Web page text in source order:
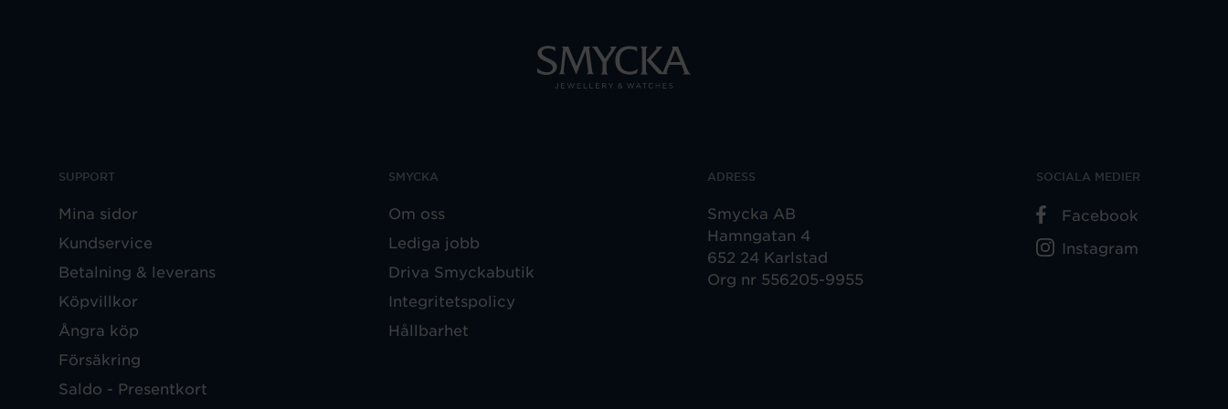
SUPPORT
Mina sidor
Kundservice
Betalning & leverans
Köpvillkor
Ångra köp
Försäkring
Saldo - Presentkort
SMYCKA
Om oss
Lediga jobb
Driva Smyckabutik
Integritetspolicy
Hållbarhet
ADRESS
Smycka AB
Hamngatan 4
652 24 Karlstad
Org nr 556205-9955
SOCIALA MEDIER
Facebook
Instagram